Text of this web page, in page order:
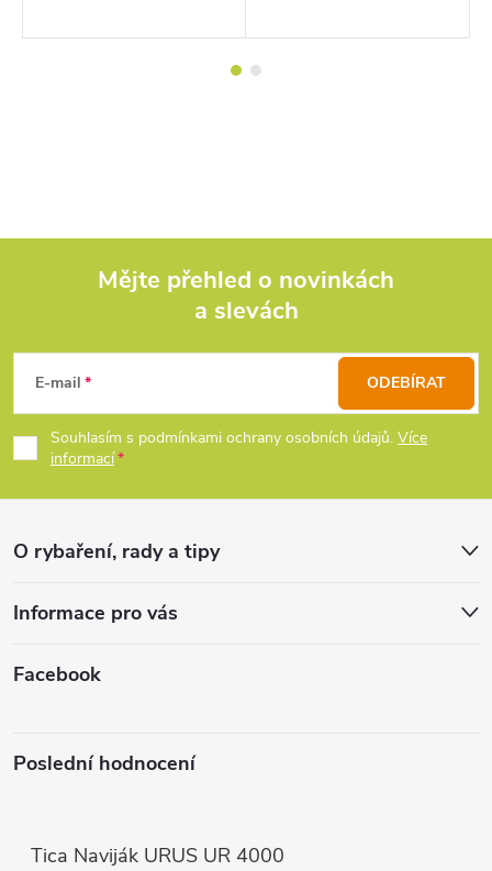
p
a
Mějte přehled o novinkách
a slevách
E-mail
Souhlasím s podmínkami ochrany osobních údajů. Více
informací
ODEBÍRAT
O rybaření, rady a tipy
Informace pro vás
Facebook
Poslední hodnocení
Tica Naviják URUS UR 4000